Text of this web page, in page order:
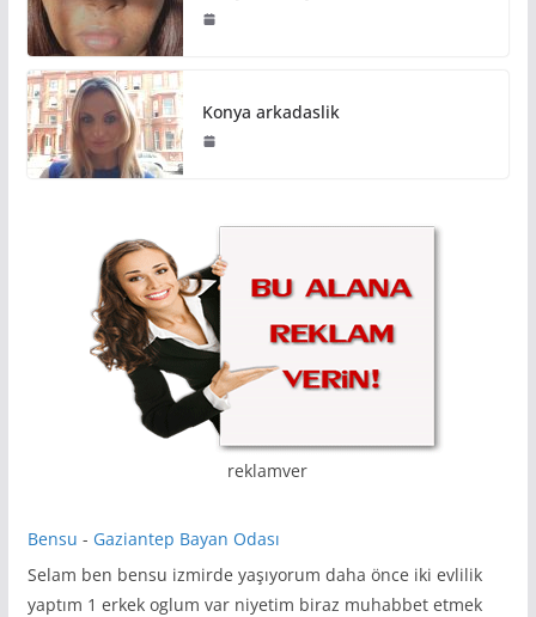
Konya arkadaslik
reklamver
Bensu - Gaziantep Bayan Odası
Selam ben bensu izmirde yaşıyorum daha önce iki evlilik
yaptım 1 erkek oglum var niyetim biraz muhabbet etmek